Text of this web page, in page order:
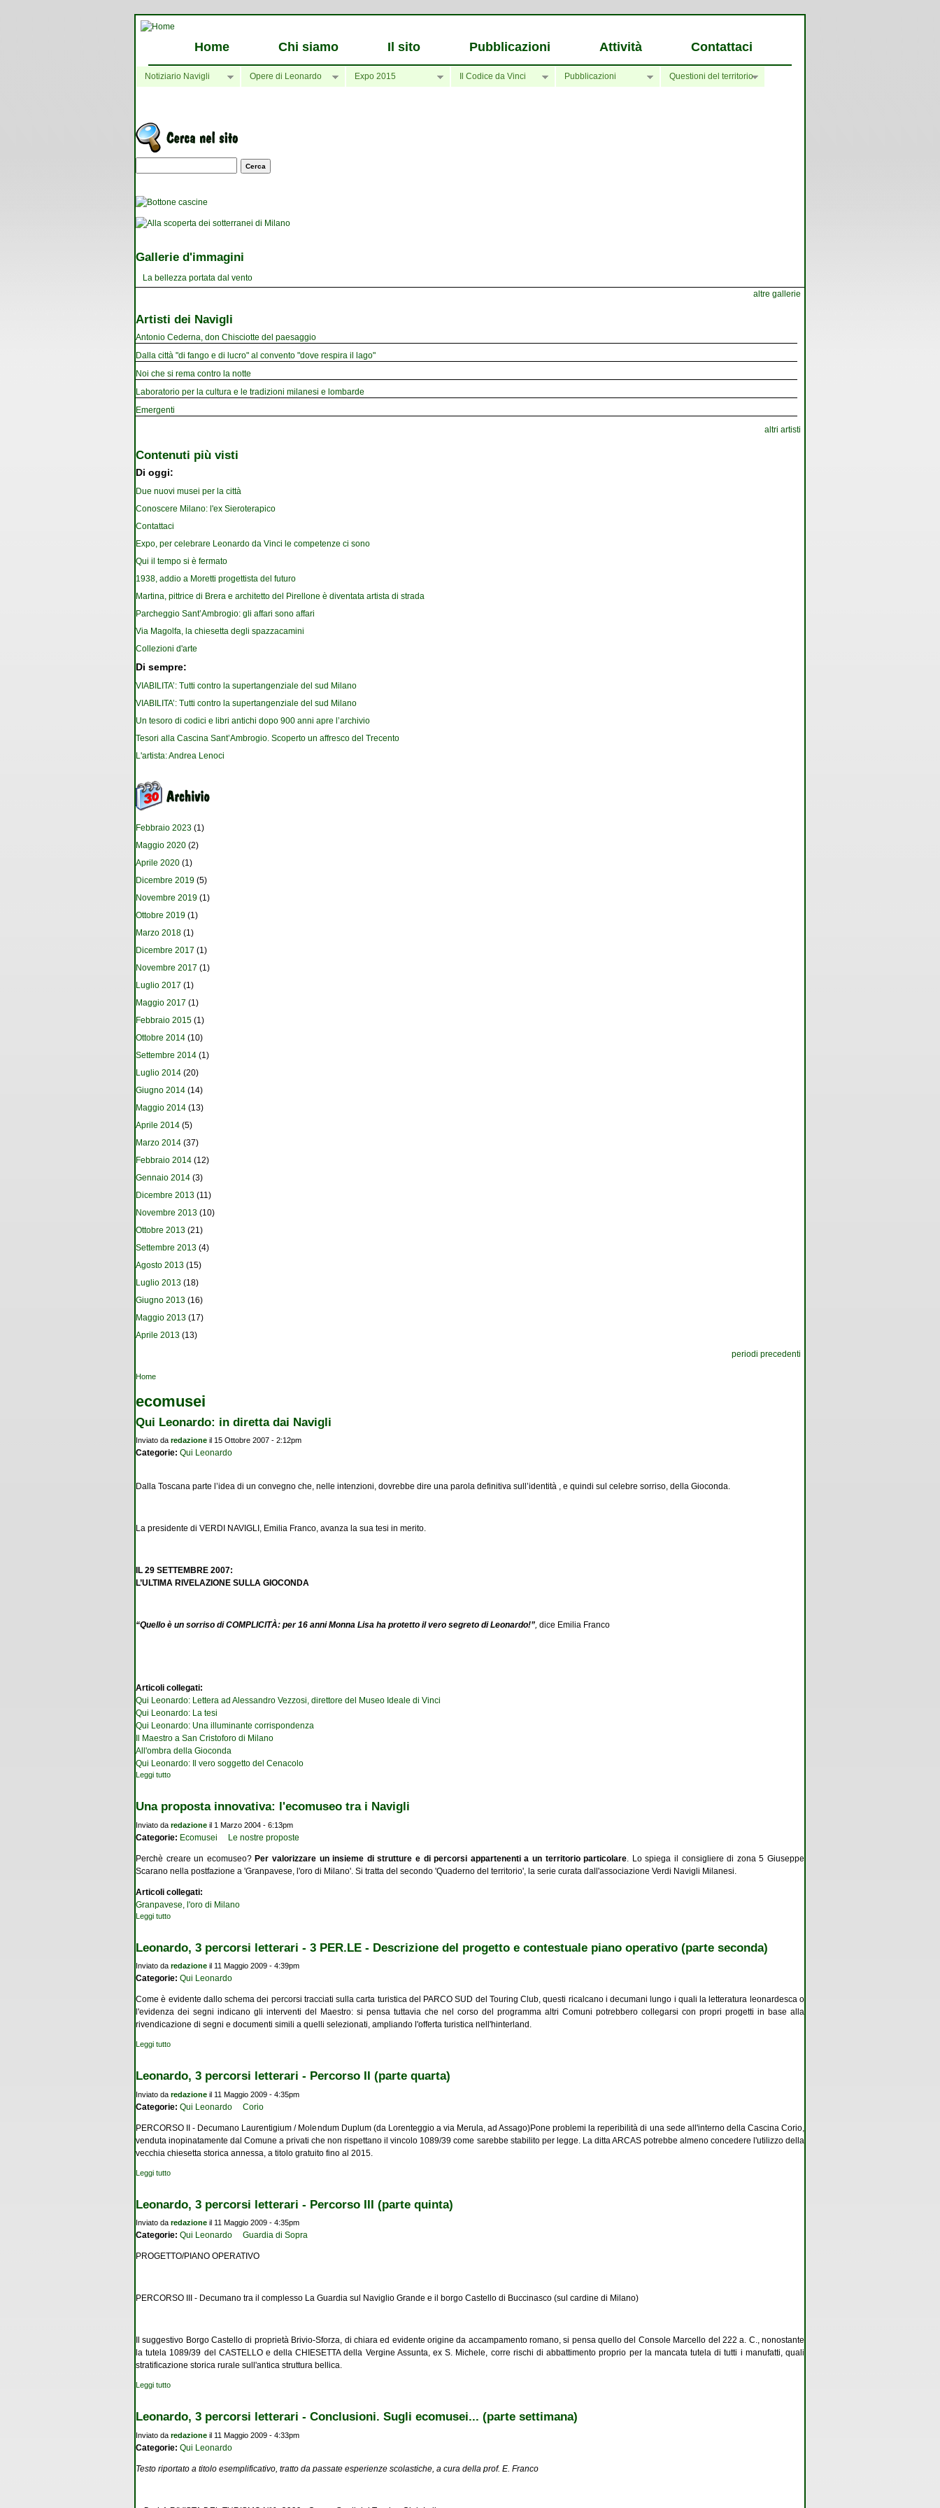
Home Chi siamo Il sito Pubblicazioni Attività Contattaci
Notiziario Navigli Opere di Leonardo Expo 2015 Il Codice da Vinci Pubblicazioni Questioni del territorio
Maschera di ricerca
Gallerie d'immagini
La bellezza portata dal vento
altre gallerie
Artisti dei Navigli
Antonio Cederna, don Chisciotte del paesaggio
Dalla città "di fango e di lucro" al convento "dove respira il lago"
Noi che si rema contro la notte
Laboratorio per la cultura e le tradizioni milanesi e lombarde
Emergenti
altri artisti
Contenuti più visti
Di oggi:
Due nuovi musei per la città
Conoscere Milano: l'ex Sieroterapico
Contattaci
Expo, per celebrare Leonardo da Vinci le competenze ci sono
Qui il tempo si è fermato
1938, addio a Moretti progettista del futuro
Martina, pittrice di Brera e architetto del Pirellone è diventata artista di strada
Parcheggio Sant’Ambrogio: gli affari sono affari
Via Magolfa, la chiesetta degli spazzacamini
Collezioni d'arte
Di sempre:
VIABILITA’: Tutti contro la supertangenziale del sud Milano
VIABILITA’: Tutti contro la supertangenziale del sud Milano
Un tesoro di codici e libri antichi dopo 900 anni apre l’archivio
Tesori alla Cascina Sant’Ambrogio. Scoperto un affresco del Trecento
L'artista: Andrea Lenoci
Febbraio 2023 (1)
Maggio 2020 (2)
Aprile 2020 (1)
Dicembre 2019 (5)
Novembre 2019 (1)
Ottobre 2019 (1)
Marzo 2018 (1)
Dicembre 2017 (1)
Novembre 2017 (1)
Luglio 2017 (1)
Maggio 2017 (1)
Febbraio 2015 (1)
Ottobre 2014 (10)
Settembre 2014 (1)
Luglio 2014 (20)
Giugno 2014 (14)
Maggio 2014 (13)
Aprile 2014 (5)
Marzo 2014 (37)
Febbraio 2014 (12)
Gennaio 2014 (3)
Dicembre 2013 (11)
Novembre 2013 (10)
Ottobre 2013 (21)
Settembre 2013 (4)
Agosto 2013 (15)
Luglio 2013 (18)
Giugno 2013 (16)
Maggio 2013 (17)
Aprile 2013 (13)
periodi precedenti
Tu sei qui
Home
ecomusei
Qui Leonardo: in diretta dai Navigli
Inviato da redazione il 15 Ottobre 2007 - 2:12pm
Categorie: Qui Leonardo
Dalla Toscana parte l’idea di un convegno che, nelle intenzioni, dovrebbe dire una parola definitiva sull’identità , e quindi sul celebre sorriso, della Gioconda.
La presidente di VERDI NAVIGLI, Emilia Franco, avanza la sua tesi in merito.
IL 29 SETTEMBRE 2007:
L’ULTIMA RIVELAZIONE SULLA GIOCONDA
“Quello è un sorriso di COMPLICITÀ: per 16 anni Monna Lisa ha protetto il vero segreto di Leonardo!”, dice Emilia Franco
Articoli collegati:
Qui Leonardo: Lettera ad Alessandro Vezzosi, direttore del Museo Ideale di Vinci
Qui Leonardo: La tesi
Qui Leonardo: Una illuminante corrispondenza
Il Maestro a San Cristoforo di Milano
All'ombra della Gioconda
Qui Leonardo: Il vero soggetto del Cenacolo
Leggi tutto
Una proposta innovativa: l'ecomuseo tra i Navigli
Inviato da redazione il 1 Marzo 2004 - 6:13pm
Categorie: Ecomusei Le nostre proposte
Perchè creare un ecomuseo?Per valorizzare un insieme di strutture e di percorsi appartenenti a un territorio particolare . Lo spiega il consigliere di zona 5 Giuseppe
Scarano nella postfazione a 'Granpavese, l'oro di Milano'. Si tratta del secondo 'Quaderno del territorio', la serie curata dall'associazione Verdi Navigli Milanesi.
Articoli collegati:
Granpavese, l'oro di Milano
Leggi tutto
Leonardo, 3 percorsi letterari - 3 PER.LE - Descrizione del progetto e contestuale piano operativo (parte seconda)
Inviato da redazione il 11 Maggio 2009 - 4:39pm
Categorie: Qui Leonardo
Come è evidente dallo schema dei percorsi tracciati sulla carta turistica del PARCO SUD del Touring Club, questi ricalcano i decumani lungo i quali la letteratura leonardesca o
l'evidenza dei segni indicano gli interventi del Maestro: si pensa tuttavia che nel corso del programma altri Comuni potrebbero collegarsi con propri progetti in base alla
rivendicazione di segni e documenti simili a quelli selezionati, ampliando l'offerta turistica nell'hinterland.
Leggi tutto
Leonardo, 3 percorsi letterari - Percorso II (parte quarta)
Inviato da redazione il 11 Maggio 2009 - 4:35pm
Categorie: Qui Leonardo Corio
PERCORSO II - Decumano Laurentigium / Molendum Duplum (da Lorenteggio a via Merula, ad Assago)Pone problemi la reperibilità di una sede all'interno della Cascina Corio,
venduta inopinatamente dal Comune a privati che non rispettano il vincolo 1089/39 come sarebbe stabilito per legge. La ditta ARCAS potrebbe almeno concedere l'utilizzo della
vecchia chiesetta storica annessa, a titolo gratuito fino al 2015.
Leggi tutto
Leonardo, 3 percorsi letterari - Percorso III (parte quinta)
Inviato da redazione il 11 Maggio 2009 - 4:35pm
Categorie: Qui Leonardo Guardia di Sopra
PROGETTO/PIANO OPERATIVO
PERCORSO III - Decumano tra il complesso La Guardia sul Naviglio Grande e il borgo Castello di Buccinasco (sul cardine di Milano)
Il suggestivo Borgo Castello di proprietà Brivio-Sforza, di chiara ed evidente origine da accampamento romano, si pensa quello del Console Marcello del 222 a. C., nonostante
la tutela 1089/39 del CASTELLO e della CHIESETTA della Vergine Assunta, ex S. Michele, corre rischi di abbattimento proprio per la mancata tutela di tutti i manufatti, quali
stratificazione storica rurale sull'antica struttura bellica.
Leggi tutto
Leonardo, 3 percorsi letterari - Conclusioni. Sugli ecomusei... (parte settimana)
Inviato da redazione il 11 Maggio 2009 - 4:33pm
Categorie: Qui Leonardo
Testo riportato a titolo esemplificativo, tratto da passate esperienze scolastiche, a cura della prof. E. Franco